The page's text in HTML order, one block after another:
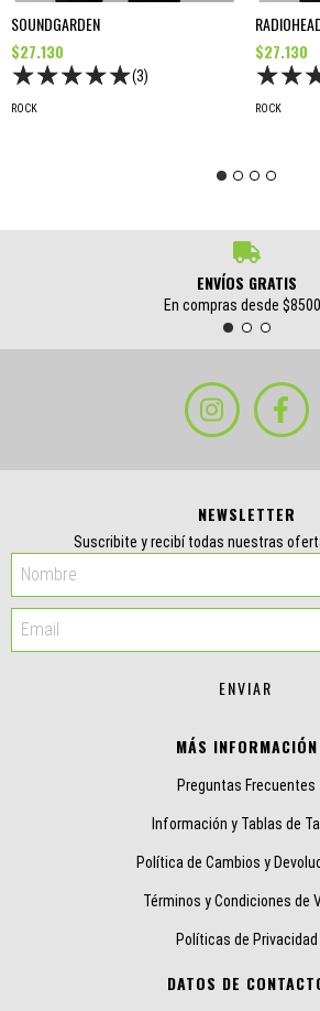
SOUNDGARDEN
$27.130
(3)
ROCK
$27.130
ROCK
ENVÍOS GRATIS
En compras desde
NEWSLETTER
Suscribite y recibí todas nuestras
MÁS INFORMACIÓN
Preguntas Frecuentes
Información y Tablas de
Política de Cambios y
Términos y Condiciones de
Políticas de Privacidad
DATOS DE